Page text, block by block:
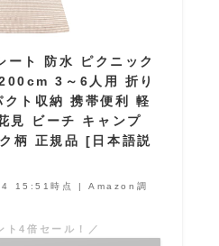
ト 防水 ピクニック
3～6人用 折り
ト収納 携帯便利 軽
見 ビーチ キャンプ
柄 正規品 [日本語説
15:51時点 | Amazon調
ト4倍セール！／